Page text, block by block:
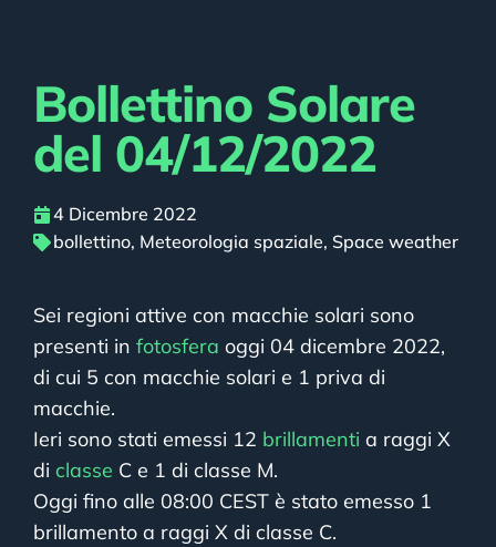
Bollettino Solare
del 04/12/2022
4 Dicembre 2022
bollettino, Meteorologia spaziale, Space weather
Sei regioni attive con macchie solari sono
presenti in fotosfera oggi 04 dicembre 2022,
di cui 5 con macchie solari e 1 priva di
macchie.
Ieri sono stati emessi 12 brillamenti a raggi X
di classe C e 1 di classe M.
Oggi fino alle 08:00 CEST è stato emesso 1
brillamento a raggi X di classe C.